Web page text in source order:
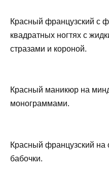
Красный французский с
квадратных ногтях с
стразами и короной.
Красный маникюр на
монограммами.
Красный французский на
бабочки.